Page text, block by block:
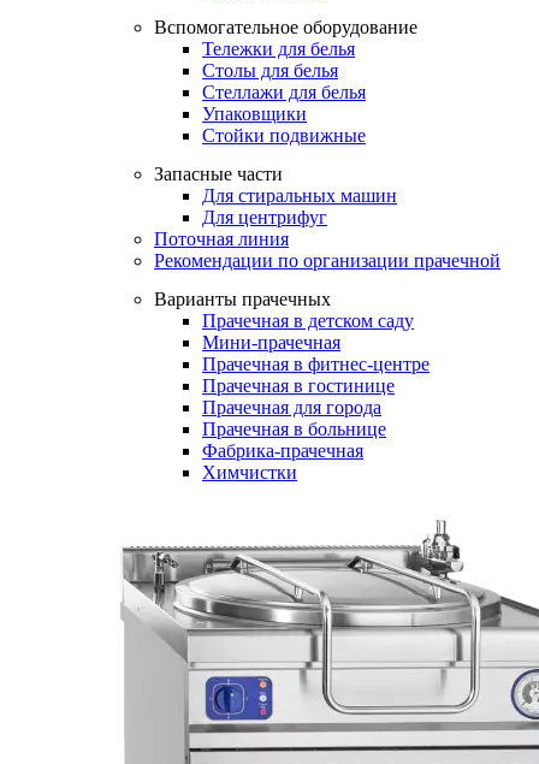
Вспомогательное оборудование
Тележки для белья
Столы для белья
Стеллажи для белья
Упаковщики
Стойки подвижные
Запасные части
Для стиральных машин
Для центрифуг
Поточная линия
Рекомендации по организации прачечной
Варианты прачечных
Прачечная в детском саду
Мини-прачечная
Прачечная в фитнес-центре
Прачечная в гостинице
Прачечная для города
Прачечная в больнице
Фабрика-прачечная
Химчистки